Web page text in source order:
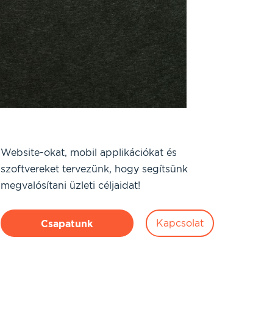
Website-okat, mobil applikációkat és
szoftvereket tervezünk, hogy segítsünk
megvalósítani üzleti céljaidat!
Csapatunk Kapcsolat